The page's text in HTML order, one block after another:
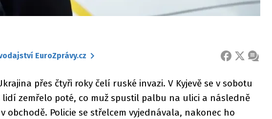
EuroZprávy.cz FACEBOOK
X
přes čtyři roky čelí ruské invazi. V Kyjevě se v sobotu
zemřelo poté, co muž spustil palbu na ulici a následně
obchodě. Policie se střelcem vyjednávala, nakonec ho